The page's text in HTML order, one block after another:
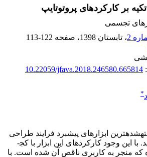
بر کارکردهای پروتوتایپ
تجسمی
، تابستان 1398 ، صفحه 113-122
10.22059/jfava.2018.246580.665814
*
ابزارهای پیشبرد فرایند طراحی
محصول به حساب می­آید. با این وجود کارکردهای این ابزار با کج­
که منجر به کاربری ناقص آن شده است. با